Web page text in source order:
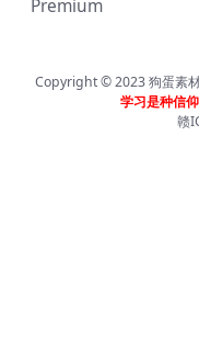
Premium
Copyright © 2023狗蛋素
学习是种信
赣